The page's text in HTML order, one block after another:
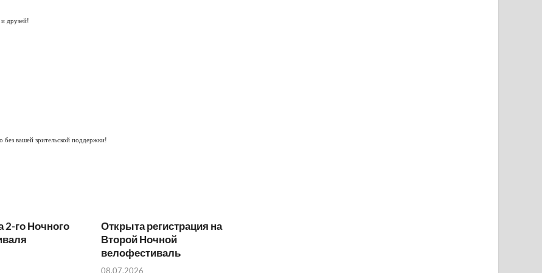
и друзей!
без вашей зрительской поддержки!
2-го Ночного
Открыта регистрация на
Второй Ночной
велофестиваль
08.07.2026